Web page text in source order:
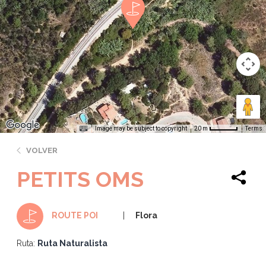
Image may be subject to copyright 20 m Terms
VOLVER
PETITS OMS
ROUTE POI Flora
Ruta: Ruta Naturalista